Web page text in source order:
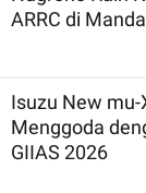
ARRC di
Isuzu New mu-
Menggoda
GIIAS 2026